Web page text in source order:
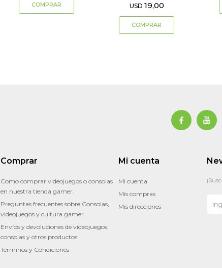
USD 19,00
 
Comprar
Como comprar videojuegos o consolas
en nuestra tienda gamer.
Preguntas frecuentes sobre Consolas,
videojuegos y cultura gamer
Envíos y devoluciones de videojuegos,
consolas y otros productos
Términos y Condiciones
Mi cuenta
Mi cuenta
Mis compras
Mis direcciones